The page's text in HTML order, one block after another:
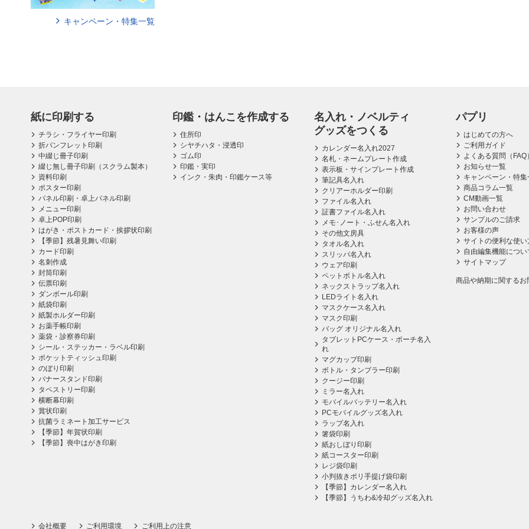
キャンペーン・特集一覧
紙に印刷する
チラシ・フライヤー印刷
折パンフレット印刷
中綴じ冊子印刷
綴じ無し冊子印刷（スクラム製本）
資料印刷
ポスター印刷
パネル印刷・卓上パネル印刷
メニュー印刷
卓上POP印刷
はがき・ポストカード・挨拶状印刷
【季節】残暑見舞い印刷
カード印刷
名刺作成
封筒印刷
伝票印刷
ダンボール印刷
紙袋印刷
紙製ホルダー印刷
お薬手帳印刷
薬袋・診察券印刷
シール・ステッカー・ラベル印刷
ポケットティッシュ印刷
のぼり印刷
バナースタンド印刷
タペストリー印刷
横断幕印刷
賞状印刷
抗菌ラミネート加工サービス
【季節】年賀状印刷
【季節】喪中はがき印刷
印鑑・はんこを作成する
住所印
シヤチハタ・浸透印
ゴム印
印鑑・実印
インク・朱肉・印鑑ケース等
名入れ・ノベルティ
グッズをつくる
カレンダー名入れ2027
名札・ネームプレート作成
表示板・サインプレート作成
筆記具名入れ
クリアーホルダー印刷
ファイル名入れ
証書ファイル名入れ
メモ･ノート・ふせん名入れ
その他文房具
タオル名入れ
スリッパ名入れ
ウェア印刷
ペットボトル名入れ
ネックストラップ名入れ
LEDライト名入れ
マスクケース名入れ
マスク印刷
バッグ オリジナル名入れ
タブレットPCケース・ポーチ名入
れ
マグカップ印刷
ボトル・タンブラー印刷
クージー印刷
ミラー名入れ
モバイルバッテリー名入れ
PCモバイルグッズ名入れ
ラップ名入れ
箸袋印刷
紙おしぼり印刷
紙コースター印刷
レジ袋印刷
小判抜きポリ手提げ袋印刷
【季節】カレンダー名入れ
【季節】うちわ&冷却グッズ名入れ
パプリ
はじめての方へ
ご利用ガイド
よくある質問（FAQ
お知らせ一覧
キャンペーン・特集
商品コラム一覧
CM動画一覧
お問い合わせ
サンプルのご請求
お客様の声
サイトの便利な使い
自由編集機能につい
サイトマップ
商品や納期に関するお
会社概要 ご利用環境 ご利用上の注意